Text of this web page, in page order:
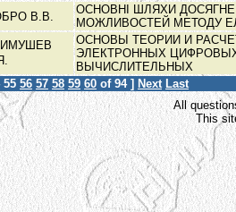
В.В.
ОСНОВНІ ШЛЯХИ
МОЖЛИВОСТЕЙ МЕТОДУ
ОСНОВЫ ТЕОРИИ И
ЭЛЕКТРОННЫХ
ВЫЧИСЛИТЕЛЬНЫХ
55 56 57 58 59 60 of 94 ] Next Last
All
This